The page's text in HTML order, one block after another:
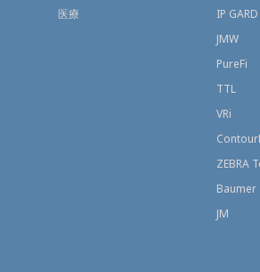
医療
IP GARD
JMW
PureFi
TTL
VRi
ZEBRA
Baumer
JM